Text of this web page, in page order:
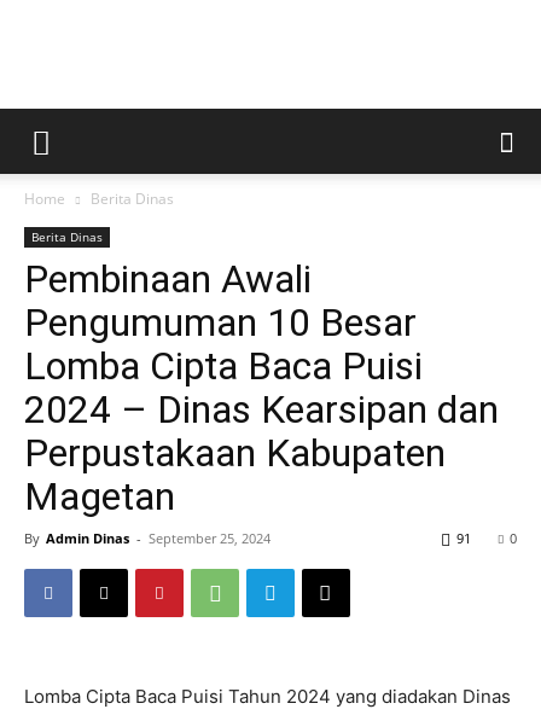
Kabar
Home Berita Dinas
Berita Dinas
Pembinaan Awali
Pengumuman 10 Besar
Lomba Cipta Baca Puisi
2024 – Dinas Kearsipan dan
Perpustakaan Kabupaten
Magetan
By Admin Dinas - September 25, 2024 0
91
Lomba Cipta Baca Puisi Tahun 2024 yang diadakan Dinas